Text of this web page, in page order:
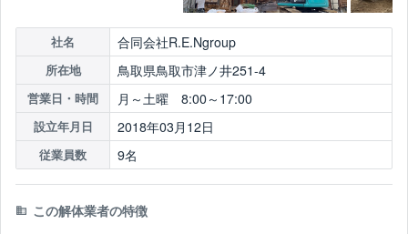
社名 合同会社R.E.Ngroup
所在地 鳥取県鳥取市津ノ井251-4
営業日・時間 月～土曜 8:00～17:00
設立年月日 2018年03月12日
従業員数 9名
この解体業者の特徴